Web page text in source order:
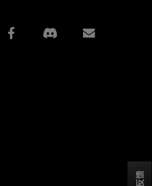
Facebook
反馈